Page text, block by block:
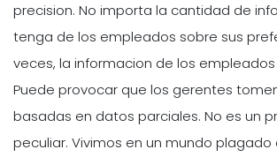
precision. No importa la cantidad de
tenga de los empleados sobre sus
veces, la informacion de los
Puede provocar que los gerentes
basadas en datos parciales. No es un
peculiar. Vivimos en un mundo plagado